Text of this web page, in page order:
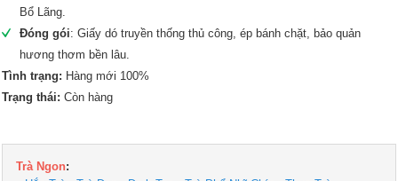
Bổ Lãng.
Đóng gói: Giấy dó truyền thống thủ công, ép bánh chặt, bảo quản
hương thơm bền lâu.
Tình trạng: Hàng mới 100%
Trạng thái:Còn hàng
Trà Ngon: